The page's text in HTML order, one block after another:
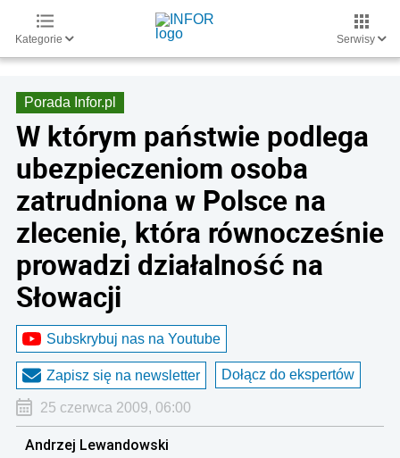
Kategorie Serwisy
Porada Infor.pl
W którym państwie podlega
ubezpieczeniom osoba
zatrudniona w Polsce na
zlecenie, która równocześnie
prowadzi działalność na
Słowacji
Subskrybuj nas na Youtube
Zapisz się na newsletter Dołącz do ekspertów
25 czerwca 2009, 06:00
Andrzej Lewandowski